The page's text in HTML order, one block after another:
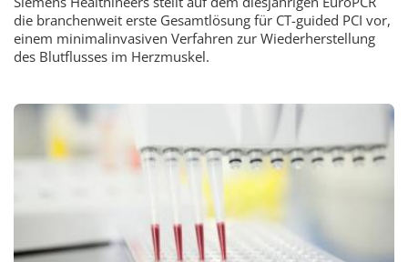
die branchenweit erste Gesamtlösung für CT-guided PCI vor,
einem minimalinvasiven Verfahren zur Wiederherstellung
des Blutflusses im Herzmuskel.